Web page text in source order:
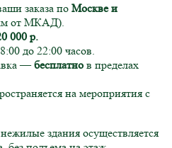
заказа по Москве и
от МКАД).
000 р.
до 22:00 часов.
—бесплатно в пределах
на мероприятия с
здания осуществляется